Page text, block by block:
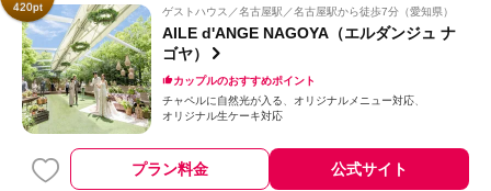
420pt ゲストハウス 名古屋駅／名古屋駅から徒歩7分（愛知県）
AILE d'ANGE NAGOYA（エルダンジュ ナ
ゴヤ）
カップルのおすすめポイント
チャペルに自然光が入る
オリジナルメニュー対応
オリジナル生ケーキ対応
プラン料金 公式サイト